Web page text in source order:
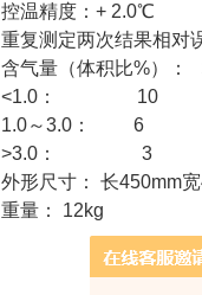
控温精度：+ 2.0℃
重复测定两次结果相对
含气量（体积比%）：
<1.0：
10
1.0～3.0：
6
>3.0： 3
外形尺寸： 长450mm
重量：
12kg